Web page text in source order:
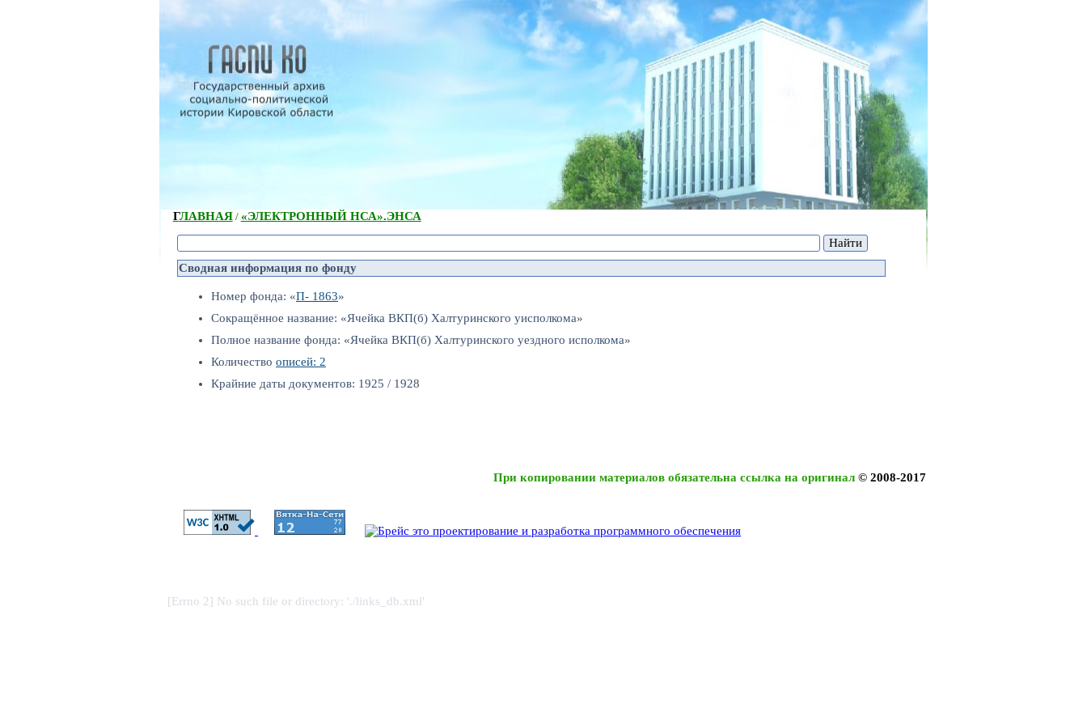
ГЛАВНАЯ/ «ЭЛЕКТРОННЫЙ НСА».ЭНСА
Сводная информация по фонду
Номер фонда: «П- 1863»
Сокращённое название: «Ячейка ВКП(б) Халтуринского уисполкома»
Полное название фонда: «Ячейка ВКП(б) Халтуринского уездного исполкома»
Количество описей: 2
Крайние даты документов: 1925 / 1928
При копировании материалов обязательна ссылка на оригинал © 2008-2017
[Errno 2] No such file or directory: './links_db.xml'